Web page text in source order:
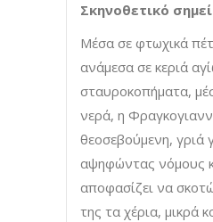
Σκηνοθετικό
Μέσα σε φτωχικά
ανάμεσα σε κεριά
σταυροκοπήματα,
νερά, η
θεοσεβούμενη, γριά
αψηφώντας νόμους
αποφασίζει να
της τα χέρια, μικρά